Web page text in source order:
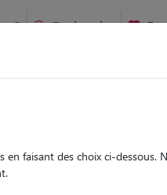
? Recherche
chez le Pet Sitter
chez le Pet Sitter
faisant des choix ci-dessous.